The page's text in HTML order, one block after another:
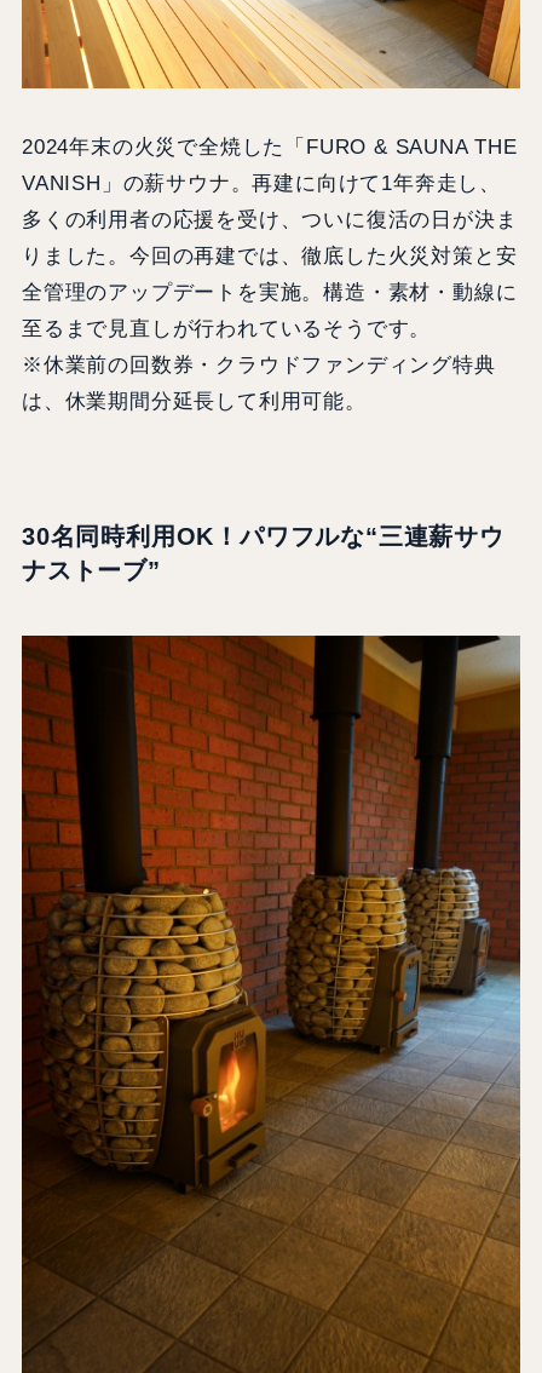
2024年末の火災で全焼した「FURO & SAUNA THE
VANISH」の薪サウナ。再建に向けて1年奔走し、
多くの利用者の応援を受け、ついに復活の日が決ま
りました。今回の再建では、徹底した火災対策と安
全管理のアップデートを実施。構造・素材・動線に
至るまで見直しが行われているそうです。
※休業前の回数券・クラウドファンディング特典
は、休業期間分延長して利用可能。
30名同時利用OK！パワフルな“三連薪サウ
ナストーブ”